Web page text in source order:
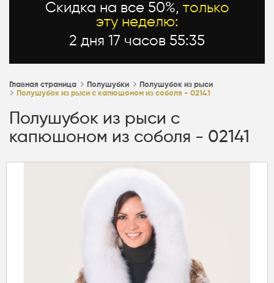
Скидка на все 50%, только
эту неделю:
2 дня 17 часов 55:34
Главная страница Полушубки
Полушубок из рыси
Полушубок из рыси с капюшоном из соболя - 02141
Полушубок из рыси с
капюшоном из соболя - 02141